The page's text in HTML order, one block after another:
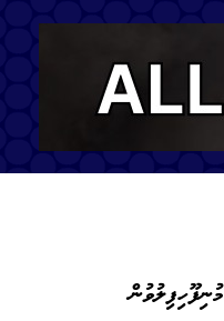
މުނިފޫހިފިލުވުން